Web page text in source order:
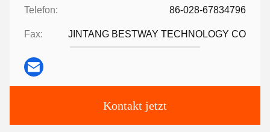
Telefon: 86-028-67834796
Fax: JINTANG BESTWAY TECHNOLOGY CO
Kontakt jetzt